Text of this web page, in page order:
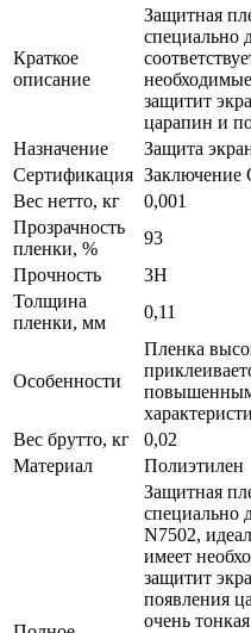
Краткое
описание
Защитная
специально
защитит
царапин и
Назначение
Защита
Сертификация Заключение
Вес нетто, кг
0,001
Прозрачность
пленки, %
93
Прочность
3H
Толщина
пленки, мм
0,11
Особенности
Пленка
Вес брутто, кг
0,02
Материал
Полиэтилен
Защитная
специально
N7502,
имеет
защитит
появления
очень